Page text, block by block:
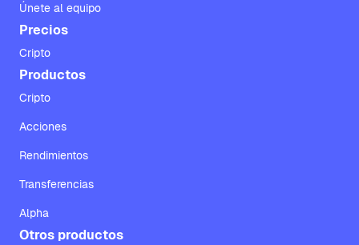
Únete al equipo
Precios
Cripto
Productos
Cripto
Acciones
Rendimientos
Transferencias
Alpha
Otros productos